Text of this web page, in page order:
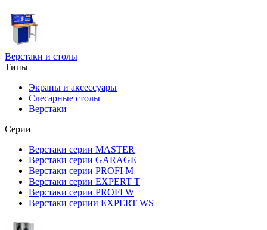
Верстаки и столы
Типы
Экраны и аксессуары
Слесарные столы
Верстаки
Серии
Верстаки серии MASTER
Верстаки серии GARAGE
Верстаки серии PROFI M
Верстаки серии EXPERT T
Верстаки серии PROFI W
Верстаки сериии EXPERT WS